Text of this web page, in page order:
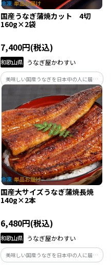
国産うなぎ蒲焼カット 4切
160g×2袋
7,400円(税込)
和歌山県 うなぎ屋かわすい
美味しい国産うなぎを日本中の人に届け
たい。全国から選び抜いた臭みの無いう
なぎを、自家製タレと確かな火入れで丁
寧に焼き上げます。素材に正直に向き合う
ことで、本当に美味しい蒲焼をつくり続
けています。
国産大サイズうなぎ蒲焼長焼
140g×2本
6,480円(税込)
和歌山県 うなぎ屋かわすい
美味しい国産うなぎを日本中の人に届け
たい。全国から選び抜いた臭みの無いう